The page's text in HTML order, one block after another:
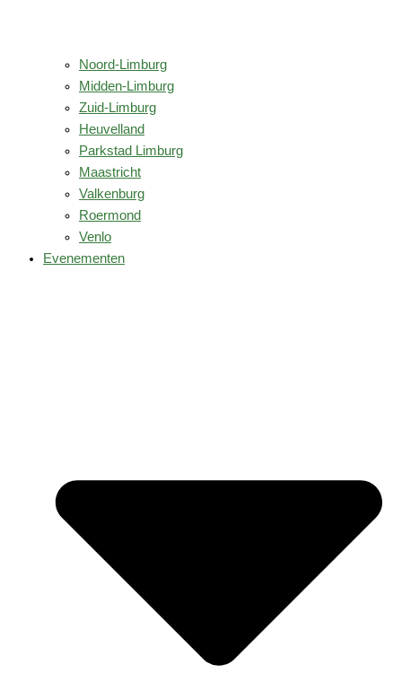
Noord-Limburg
Midden-Limburg
Zuid-Limburg
Heuvelland
Parkstad Limburg
Maastricht
Valkenburg
Roermond
Venlo
Evenementen